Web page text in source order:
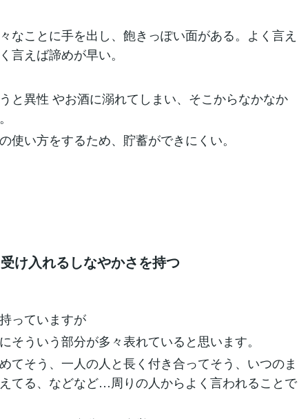
なことに手を出し、飽きっぽい面がある。よく言え
言えば諦めが早い。
と異性 やお酒に溺れてしまい、そこからなかなか
使い方をするため、貯蓄ができにくい。
け入れるしなやかさを持つ
っていますが
そういう部分が多々表れていると思います。
てそう、一人の人と長く付き合ってそう、いつのま
てる、などなど…周りの人からよく言われることで